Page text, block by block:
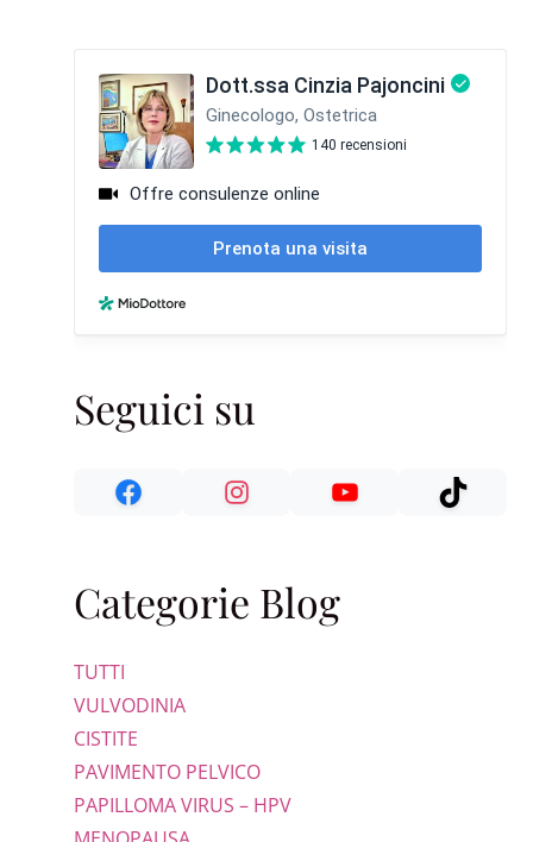
Seguici su
Categorie Blog
TUTTI
VULVODINIA
CISTITE
PAVIMENTO PELVICO
PAPILLOMA VIRUS – HPV